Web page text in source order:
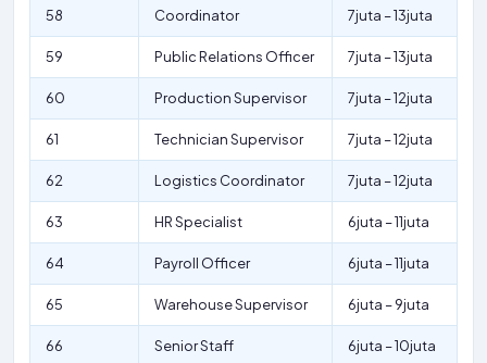
58 Coordinator 7juta – 13juta
59 Public Relations Officer 7juta – 13juta
60 Production Supervisor 7juta – 12juta
61 Technician Supervisor 7juta – 12juta
62 Logistics Coordinator 7juta – 12juta
63 HR Specialist 6juta – 11juta
64 Payroll Officer 6juta – 11juta
65 Warehouse Supervisor 6juta – 9juta
66 Senior Staff 6juta – 10juta